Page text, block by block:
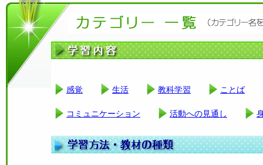
感覚 生活 教科学習 ことば
コミュニケーション 活動への見通し